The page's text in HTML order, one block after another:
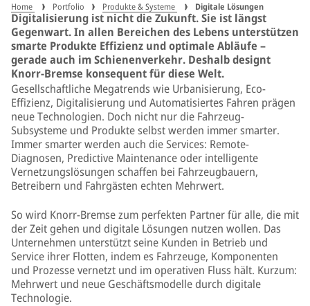
Home Portfolio Produkte & Systeme Digitale Lösungen
Digitalisierung ist nicht die Zukunft. Sie ist längst
Gegenwart. In allen Bereichen des Lebens unterstützen
smarte Produkte Effizienz und optimale Abläufe –
gerade auch im Schienenverkehr. Deshalb designt
Knorr-Bremse konsequent für diese Welt.
Gesellschaftliche Megatrends wie Urbanisierung, Eco-
Effizienz, Digitalisierung und Automatisiertes Fahren prägen
neue Technologien. Doch nicht nur die Fahrzeug-
Subsysteme und Produkte selbst werden immer smarter.
Immer smarter werden auch die Services: Remote-
Diagnosen, Predictive Maintenance oder intelligente
Vernetzungslösungen schaffen bei Fahrzeugbauern,
Betreibern und Fahrgästen echten Mehrwert.
So wird Knorr-Bremse zum perfekten Partner für alle, die mit
der Zeit gehen und digitale Lösungen nutzen wollen. Das
Unternehmen unterstützt seine Kunden in Betrieb und
Service ihrer Flotten, indem es Fahrzeuge, Komponenten
und Prozesse vernetzt und im operativen Fluss hält. Kurzum:
Mehrwert und neue Geschäftsmodelle durch digitale
Technologie.